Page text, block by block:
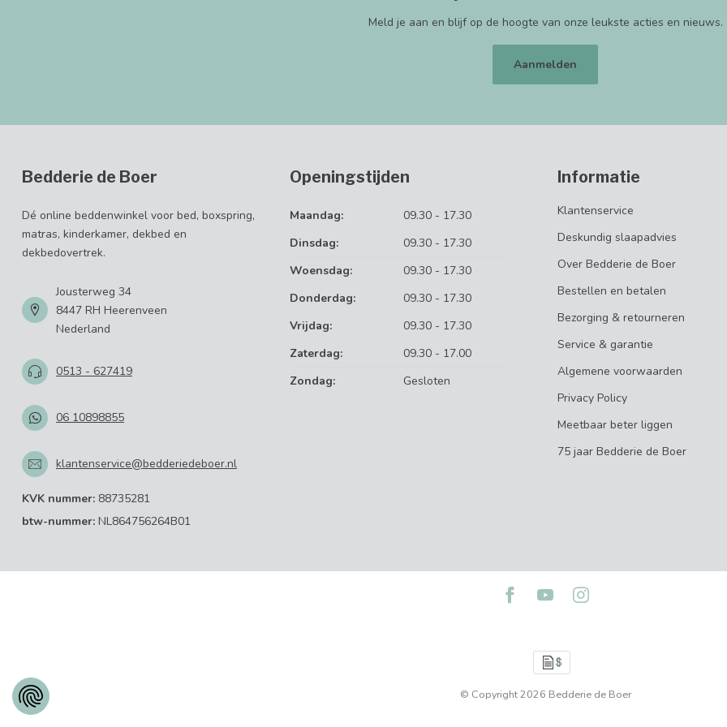
Meld je aan en blijf op de hoogte van onze leukste acties en nieuws.
Aanmelden
Bedderie de Boer
Dé online beddenwinkel voor bed, boxspring,
matras, kinderkamer, dekbed en
dekbedovertrek.
Jousterweg 34
8447 RH Heerenveen
Nederland
0513 - 627419
06 10898855
klantenservice@bedderiedeboer.nl
KVK nummer: 88735281
btw-nummer: NL864756264B01
Openingstijden
Maandag:
09.30 - 17.30
Dinsdag:
09.30 - 17.30
Woensdag:
09.30 - 17.30
Donderdag:
09.30 - 17.30
Vrijdag:
09.30 - 17.30
Zaterdag:
09.30 - 17.00
Zondag:
Gesloten
Informatie
Klantenservice
Deskundig slaapadvies
Over Bedderie de Boer
Bestellen en betalen
Bezorging & retourneren
Service & garantie
Algemene voorwaarden
Privacy Policy
Meetbaar beter liggen
75 jaar Bedderie de Boer
© Copyright 2026 Bedderie de Boer